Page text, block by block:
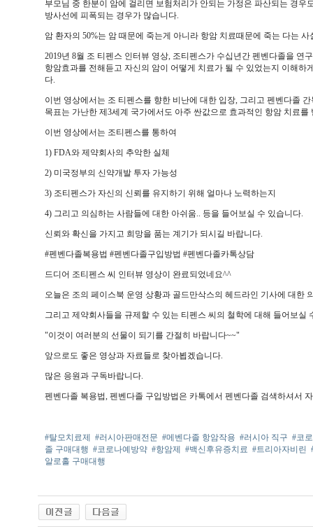
부모님 중 한분이 암에 걸리면 보험처리가 안되는 가정은 파산되는 경
방사선에 피폭되는 경우가 많습니다.
암 환자의 50%는 암 때문에 죽는게 아니라 항암 치료때문에 죽는 다는
2019년 8월 조 티펜스 인터뷰 영상, 조티펜스가 수십년간 펜벤다졸을
항암효과를 전해듣고 자신의 암이 어떻게 치료가 될 수 있었는지 이해
다.
이번 영상에서는 조 티펜스를 향한 비난에 대한 입장, 그리고 펜벤다졸
목표는 가난한 제3세계 국가에서도 아주 싼값으로 효과적인 항암 치료
이번 영상에서는 조티펜스를 통하여
1) FDA와 제약회사의 추악한 실체
2) 미국정부의 신약개발 투자 가능성
3) 조티펜스가 자신의 신뢰를 유지하기 위해 얼마나 노력하는지
4) 그리고 의심하는 사람들에 대한 아쉬움.. 등을 들어보실 수 있습니다.
신뢰와 확신을 가지고 희망을 품는 계기가 되시길 바랍니다.
#펜벤다졸복용법 #펜벤다졸구입방법 #펜벤다졸카톡상담
드디어 조티펜스 씨 인터뷰 영상이 완료되었네요^^
오늘은 조의 페이스북 운영 상황과 골드만삭스의 헤드라인 기사에 대한
그리고 제약회사들을 규제할 수 있는 티펜스 씨의 철학에 대해 들어보실
"이것이 여러분의 선물이 되기를 간절히 바랍니다~~"
앞으로도 좋은 영상과 자료들로 찾아뵙겠습니다.
많은 응원과 구독바랍니다.
펜벤다졸 복용법, 펜벤다졸 구입방법은 카톡에서 펜벤다졸 검색하셔서
#탈모치료제 #러시아판매전문 #메벤다졸 항암작용 #러시아 직구 #코
졸 구매대행 #코로나예방약 #항암제 #백신후유증치료 #트리아자비린
알로홀 구매대행